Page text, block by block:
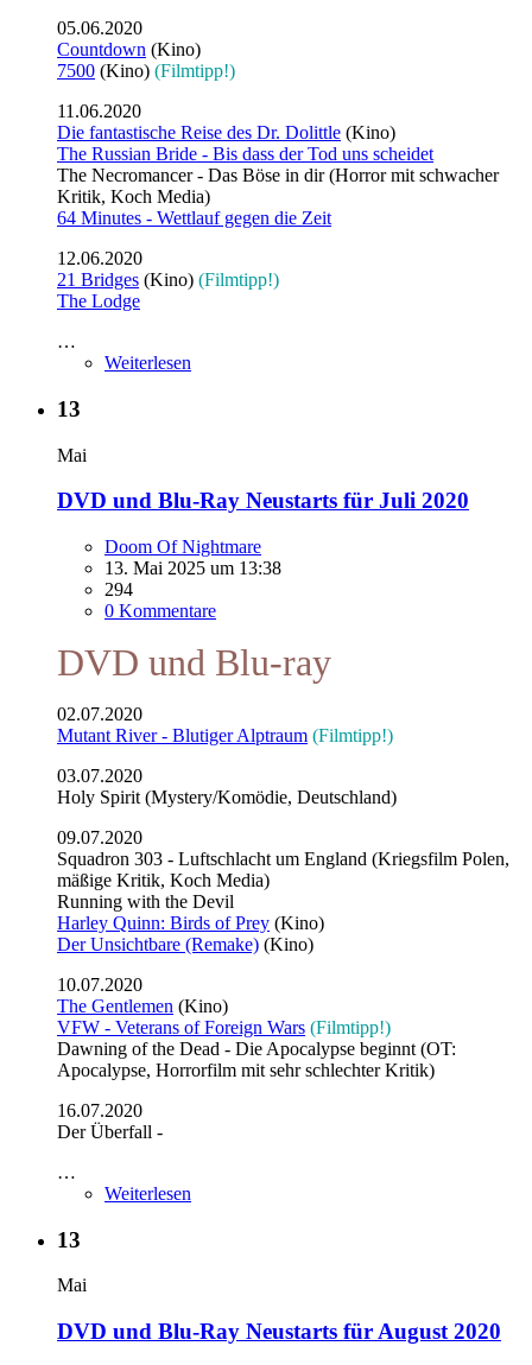
05.06.2020
Countdown (Kino)
7500 (Kino) (Filmtipp!)
11.06.2020
Die fantastische Reise des Dr. Dolittle (Kino)
The Russian Bride - Bis dass der Tod uns scheidet
The Necromancer - Das Böse in dir (Horror mit schwacher
Kritik, Koch Media)
64 Minutes - Wettlauf gegen die Zeit
12.06.2020
21 Bridges (Kino) (Filmtipp!)
The Lodge
…
Weiterlesen
13
Mai
DVD und Blu-Ray Neustarts für Juli 2020
Doom Of Nightmare
13. Mai 2025 um 13:38
294
0 Kommentare
DVD und Blu-ray
02.07.2020
Mutant River - Blutiger Alptraum (Filmtipp!)
03.07.2020
Holy Spirit (Mystery/Komödie, Deutschland)
09.07.2020
Squadron 303 - Luftschlacht um England (Kriegsfilm Polen,
mäßige Kritik, Koch Media)
Running with the Devil
Harley Quinn: Birds of Prey (Kino)
Der Unsichtbare (Remake) (Kino)
10.07.2020
The Gentlemen (Kino)
VFW - Veterans of Foreign Wars (Filmtipp!)
Dawning of the Dead - Die Apocalypse beginnt (OT:
Apocalypse, Horrorfilm mit sehr schlechter Kritik)
16.07.2020
Der Überfall -
…
Weiterlesen
13
Mai
DVD und Blu-Ray Neustarts für August 2020